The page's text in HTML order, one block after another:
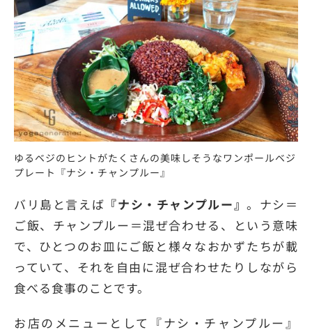
ゆるベジのヒントがたくさんの美味しそうなワンポールベジ
プレート『ナシ・チャンプルー』
バリ島と言えば 『ナシ・チャンプルー』。ナシ＝
ご飯、チャンプルー＝混ぜ合わせる、という意味
で、ひとつのお皿にご飯と様々なおかずたちが載
っていて、それを自由に混ぜ合わせたりしながら
食べる食事のことです。
お店のメニューとして『ナシ・チャンプルー』